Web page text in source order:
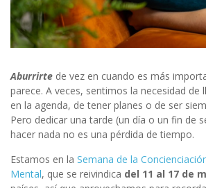
Aburrirte de vez en cuando es más
parece. A veces, sentimos la necesidad de
en la agenda, de tener planes o de ser
Pero dedicar una tarde (un día o un fin de
hacer nada no es una pérdida de tiempo.
Estamos en la Semana de la
Mental, que se reivindica del 11 al 17 de